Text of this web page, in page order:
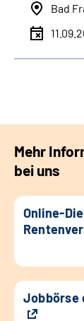
Bad
Mehr
bei uns
Online-
Jobbörse